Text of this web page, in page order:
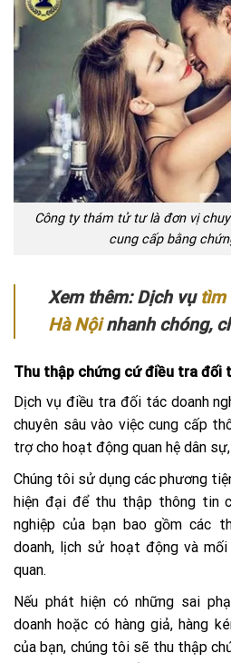
Công ty thám tử tư là đơn vị
cung cấp bằng
Xem thêm: Dịch vụ tìm
Hà Nộinhanh chóng,
Thu thập chứng cứ điều tra đối
Dịch vụ điều tra đối tác doanh
chuyên sâu vào việc cung cấp
trợ cho hoạt động quan hệ dân
Chúng tôi sử dụng các phương
hiện đại để thu thập thông tin
nghiệp của bạn bao gồm các
doanh, lịch sử hoạt động và
quan.
Nếu phát hiện có những sai
doanh hoặc có hàng giả, hàng
của bạn, chúng tôi sẽ thu thập